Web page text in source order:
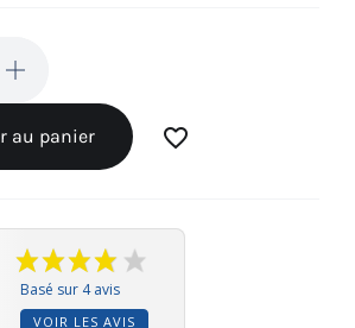
au panier favorite_border
Basé sur 4 avis
VOIR LES AVIS